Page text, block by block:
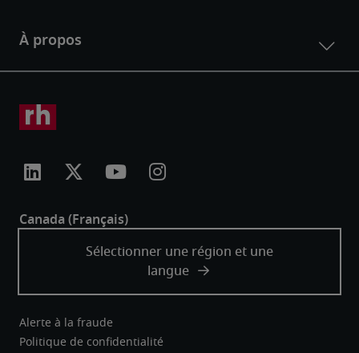
Alerte à la fraude
Politique de confidentialité